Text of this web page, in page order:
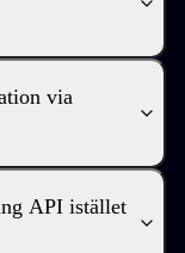
via
API istället